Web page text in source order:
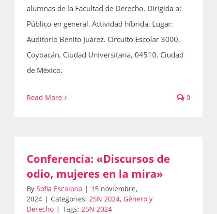
alumnas de la Facultad de Derecho. Dirigida a:
Público en general. Actividad híbrida. Lugar:
Auditorio Benito Juárez. Circuito Escolar 3000,
Coyoacán, Ciudad Universitaria, 04510, Ciudad
de México.
Read More 0
Conferencia: «Discursos de
odio, mujeres en la mira»
By Sofia Escalona | 15 noviembre,
2024 | Categories: 25N 2024, Género y
Derecho | Tags: 25N 2024